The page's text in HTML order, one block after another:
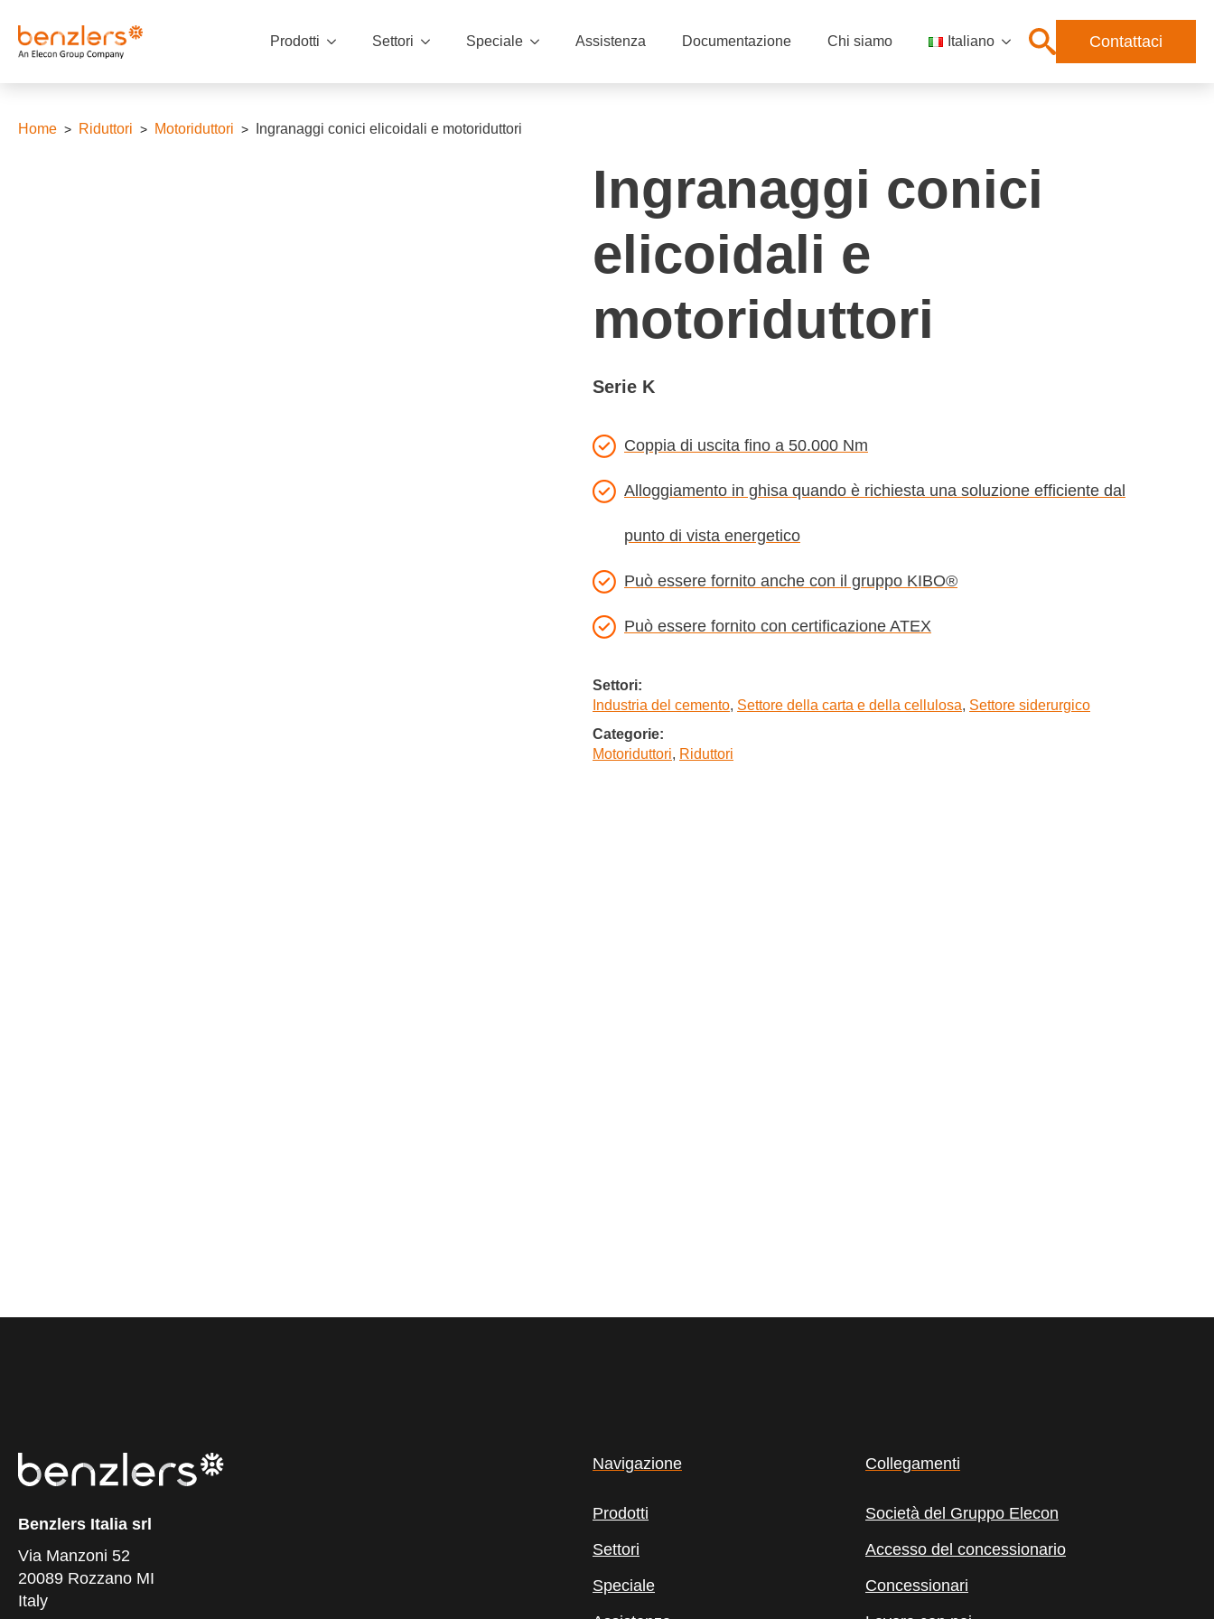
Prodotti Settori Speciale Assistenza Documentazione Chi siamo Italiano Contattaci
Home Riduttori Motoriduttori Ingranaggi conici elicoidali e motoriduttori
Ingranaggi conici
elicoidali e
motoriduttori
Serie K
Coppia di uscita fino a 50.000 Nm
Alloggiamento in ghisa quando è richiesta una soluzione efficiente dal
punto di vista energetico
Può essere fornito anche con il gruppo KIBO®
Può essere fornito con certificazione ATEX
Settori:
Industria del cemento, Settore della carta e della cellulosa, Settore siderurgico
Categorie:
Motoriduttori, Riduttori
Benzlers Italia srl
Via Manzoni 52
20089 Rozzano MI
Italy
Navigazione
Prodotti
Settori
Speciale
Collegamenti
Società del Gruppo Elecon
Accesso del concessionario
Concessionari